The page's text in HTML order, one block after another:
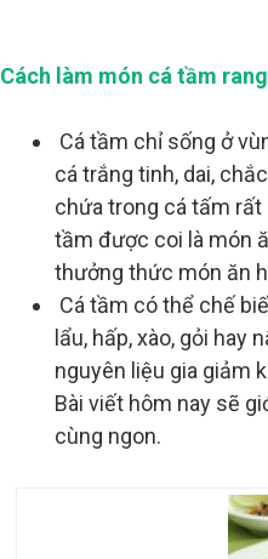
Cách làm món cá tầm
Cá tầm chỉ sống ở
cá trắng tinh, dai,
chứa trong cá tấm rất
tầm được coi là món
thưởng thức món ăn
Cá tầm có thể chế
lẩu, hấp, xào, gỏi
nguyên liệu gia giảm
Bài viết hôm nay sẽ
cùng ngon.